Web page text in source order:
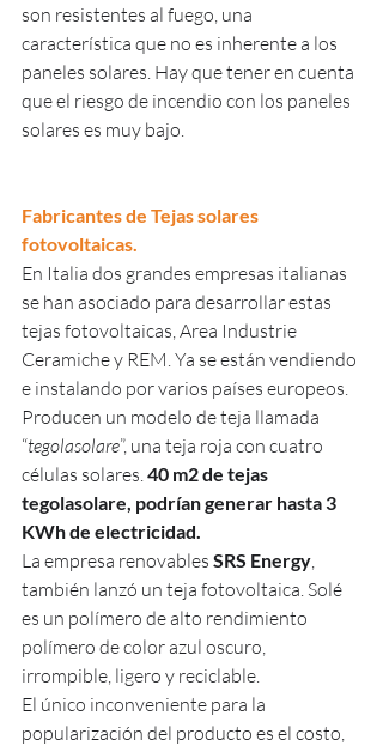
son resistentes al fuego, una
característica que no es inherente a los
paneles solares. Hay que tener en cuenta
que el riesgo de incendio con los paneles
solares es muy bajo.
Fabricantes de Tejas solares
fotovoltaicas.
En Italia dos grandes empresas italianas
se han asociado para desarrollar estas
tejas fotovoltaicas, Area Industrie
Ceramiche y REM. Ya se están vendiendo
e instalando por varios países europeos.
Producen un modelo de teja llamada
“tegolasolare”, una teja roja con cuatro
células solares. 40 m2 de tejas
tegolasolare, podrían generar hasta 3
KWh de electricidad.
La empresa renovables SRS Energy
también lanzó un teja fotovoltaica. Solé
es un polímero de alto rendimiento
polímero de color azul oscuro,
irrompible, ligero y reciclable.
El único inconveniente para la
popularización del producto es el costo,